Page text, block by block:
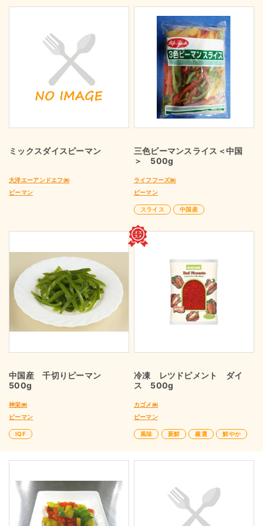
ミックスダイスピーマン
大洋エーアンドエフ㈱
ピーマン
三色ピーマンスライス＜中国
＞ 500g
ライフフーズ㈱
ピーマン
スライス 中国産
中国産 千切りピーマン
500g
神栄㈱
ピーマン
IQF
冷凍 レツドピメント ダイ
ス 500g
カゴメ㈱
ピーマン
風味 新鮮 厳選 鮮やか